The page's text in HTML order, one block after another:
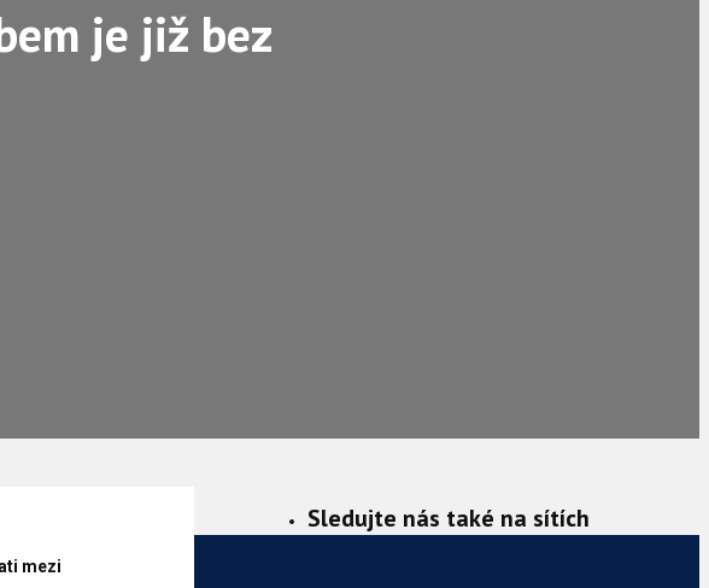
je již bez
mezi
Sledujte nás také na sítích